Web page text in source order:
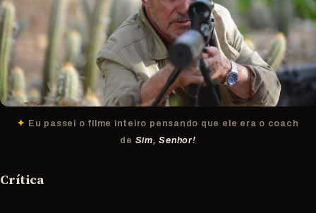
Eu passei o filme inteiro pensando que ele era o coach
de Sim, Senhor!
Crítica